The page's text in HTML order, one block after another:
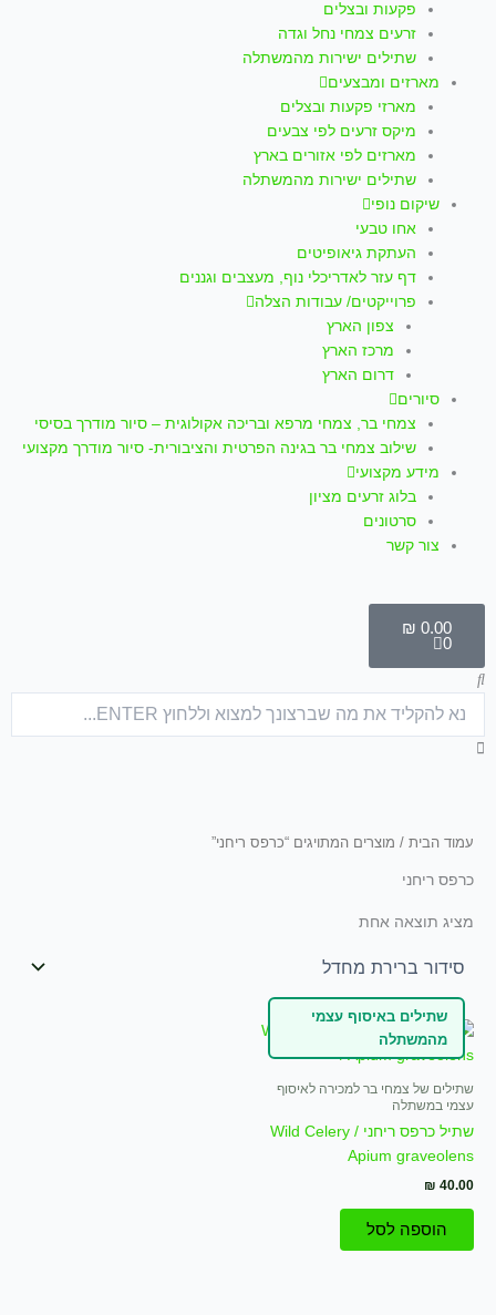
פקעות ובצלים
זרעים צמחי נחל וגדה
שתילים ישירות מהמשתלה
מארזים ומבצעים
מארזי פקעות ובצלים
מיקס זרעים לפי צבעים
מארזים לפי אזורים בארץ
שתילים ישירות מהמשתלה
שיקום נופי
אחו טבעי
העתקת גיאופיטים
דף עזר לאדריכלי נוף, מעצבים וגננים
פרוייקטים/ עבודות הצלה
צפון הארץ
מרכז הארץ
דרום הארץ
סיורים
צמחי בר, צמחי מרפא ובריכה אקולוגית – סיור מודרך בסיסי
שילוב צמחי בר בגינה הפרטית והציבורית- סיור מודרך מקצועי
מידע מקצועי
בלוג זרעים מציון
סרטונים
צור קשר
₪ 0.00
0
עגלת
קניות
חיפוש
עמוד הבית / מוצרים המתויגים “כרפס ריחני”
כרפס ריחני
מציג תוצאה אחת
שתילים באיסוף עצמי
מהמשתלה
שתילים של צמחי בר למכירה לאיסוף
עצמי במשתלה
שתיל כרפס ריחני Wild Celery /
Apium graveolens
₪ 40.00
הוספה לסל